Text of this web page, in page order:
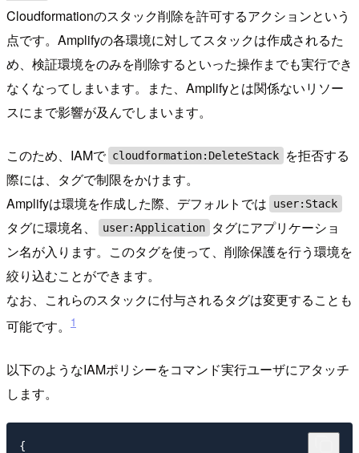
Cloudformationのスタック削除を許可するアクションという
点です。Amplifyの各環境に対してスタックは作成されるた
め、検証環境をのみを削除するといった操作までも実行でき
なくなってしまいます。また、Amplifyとは関係ないリソー
スにまで影響が及んでしまいます。
このため、IAMで cloudformation:DeleteStack
を拒否する
際には、タグで制限をかけます。
Amplifyは環境を作成した際、デフォルトでは
user:Stack
タグに環境名、 user:Application
タグにアプリケーショ
ン名が入ります。このタグを使って、削除保護を行う環境を
絞り込むことができます。
なお、これらのスタックに付与されるタグは変更することも
可能です。
1
以下のようなIAMポリシーをコマンド実行ユーザにアタッチ
します。
{